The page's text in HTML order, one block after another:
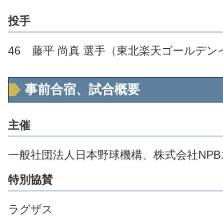
投手
46 藤平 尚真 選手（東北楽天ゴールデン
事前合宿、試合概要
主催
一般社団法人日本野球機構、株式会社
特別協賛
ラグザス